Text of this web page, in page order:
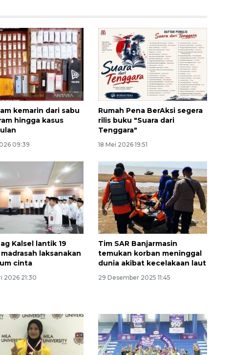
kemarin dari sabu
hingga kasus
09:39
Rumah Pena BerAksi segera
rilis buku "Suara dari
Tenggara"
18 Mei 2026 19:51
Kalsel lantik 19
laksanakan
cinta
2026 21:30
Tim SAR Banjarmasin
temukan korban meninggal
dunia akibat kecelakaan laut
29 Desember 2025 11:45
160 ribu sambungan baru
jaringan gas 2026
2026-08-07 18:00:00